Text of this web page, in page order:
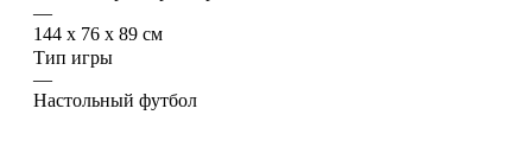
—
144 x 76 x 89 см
Тип игры
—
Настольный футбол